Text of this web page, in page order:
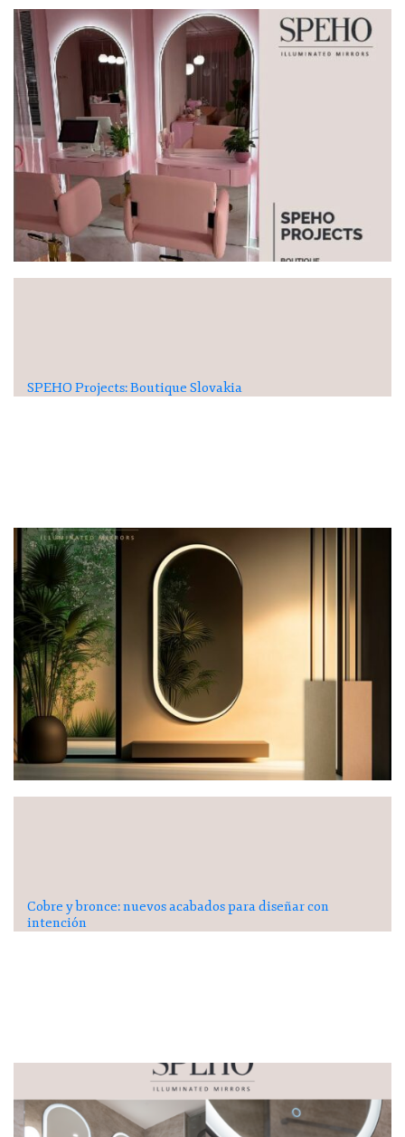
SPEHO Projects: Boutique Slovakia
Cobre y bronce: nuevos acabados para diseñar con
intención